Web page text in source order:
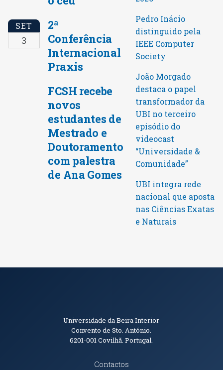
SET
3
2ª
Conferência
Internacional
Praxis
FCSH recebe
novos
estudantes de
Mestrado e
Doutoramento
com palestra
de Ana Gomes
Pedro Inácio
distinguido pela
IEEE Computer
Society
João Morgado
destaca o papel
transformador da
UBI no terceiro
episódio do
videocast
“Universidade &
Comunidade”
UBI integra rede
nacional que aposta
nas Ciências Exatas
e Naturais
Informações de Contacto
Universidade da Beira Interior
Convento de Sto. António.
6201-001Covilhã. Portugal.
Contactos